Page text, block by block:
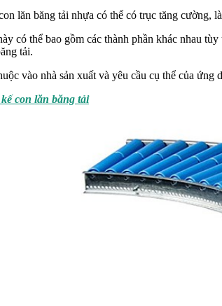
lăn băng tải nhựa có thể có trục tăng cường,
có thể bao gồm các thành phần khác nhau
tải.
vào nhà sản xuất và yêu cầu cụ thể của
con lăn băng tải